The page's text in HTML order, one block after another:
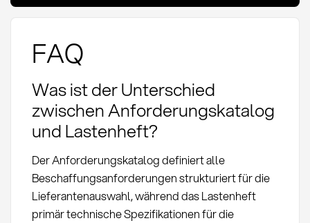
FAQ
Was ist der Unterschied
zwischen Anforderungskatalog
und Lastenheft?
Der Anforderungskatalog definiert alle
Beschaffungsanforderungen strukturiert für die
Lieferantenauswahl, während das Lastenheft
primär technische Spezifikationen für die